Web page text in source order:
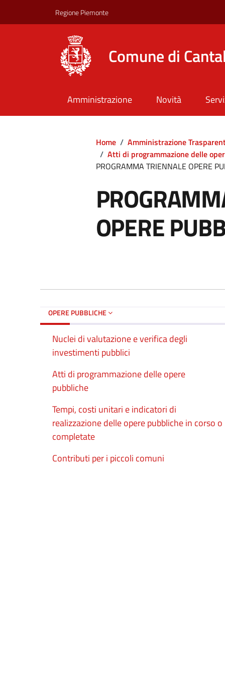
Regione Piemonte
Comune di
Amministrazione Novità
Home / Amministrazione
/ Atti di programmazione delle
PROGRAMMA TRIENNALE OPERE
OPERE
OPERE PUBBLICHE
Nuclei di valutazione e verifica degli
investimenti pubblici
Atti di programmazione delle opere
pubbliche
Tempi, costi unitari e indicatori di
realizzazione delle opere pubbliche in corso o
completate
Contributi per i piccoli comuni